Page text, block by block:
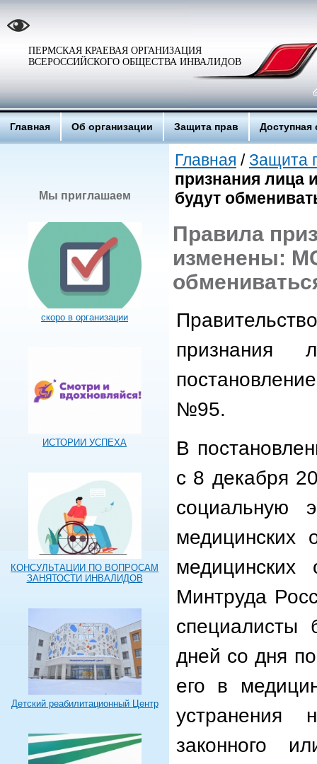
ПЕРМСКАЯ КРАЕВАЯ ОРГАНИЗАЦИЯ
ВСЕРОССИЙСКОГО ОБЩЕСТВА ИНВАЛИДОВ
Главная Об организации Защита прав Доступная
Мы приглашаем
скоро в организации
ИСТОРИИ УСПЕХА
КОНСУЛЬТАЦИИ ПО ВОПРОСАМ
ЗАНЯТОСТИ ИНВАЛИДОВ
Детский реабилитационный Центр
Главная / Защита
признания
будут
Правила
изменены:
признания
№95.
В
с 8 декабря
социальную
медицинских
медицинских
Минтруда
дней со дня
его в
устранения
законного